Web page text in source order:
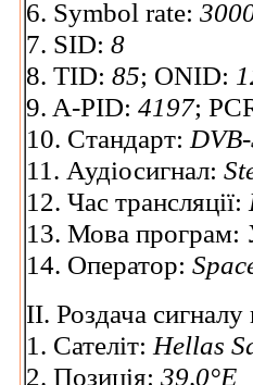
6. Symbol rate:
7. SID: 8
8. TID: 85; ONID:
9. A-PID: 4197;
10. Стандарт:
11. Аудіосигнал:
12. Час трансляції:
13. Мова програм:
14. Оператор:
II. Роздача
1. Сателіт: Hellas
2. Позиція: 39,0°E